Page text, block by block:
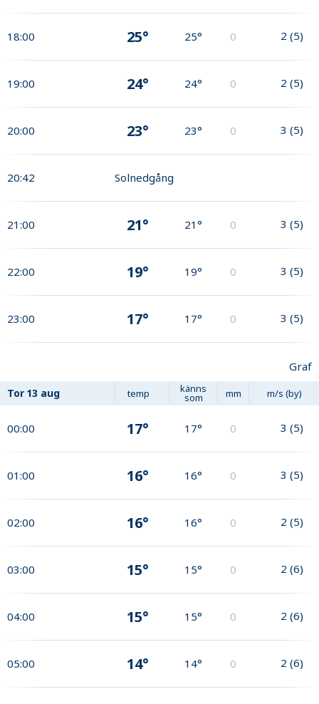
18:00 25° 25° 0 2 (5)
19:00 24° 24° 0 2 (5)
20:00 23° 23° 0 3 (5)
20:42 Solnedgång
21:00 21° 21° 0 3 (5)
22:00 19° 19° 0 3 (5)
23:00 17° 17° 0 3 (5)
Graf
Tor 13 aug temp känns
som mm m/s (by)
00:00 17° 17° 0 3 (5)
01:00 16° 16° 0 3 (5)
02:00 16° 16° 0 2 (5)
03:00 15° 15° 0 2 (6)
04:00 15° 15° 0 2 (6)
05:00 14° 14° 0 2 (6)